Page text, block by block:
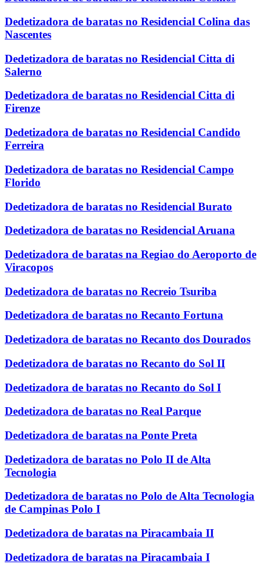
Dedetizadora de baratas no Residencial Colina das
Nascentes
Dedetizadora de baratas no Residencial Citta di
Salerno
Dedetizadora de baratas no Residencial Citta di
Firenze
Dedetizadora de baratas no Residencial Candido
Ferreira
Dedetizadora de baratas no Residencial Campo
Florido
Dedetizadora de baratas no Residencial Burato
Dedetizadora de baratas no Residencial Aruana
Dedetizadora de baratas na Regiao do Aeroporto de
Viracopos
Dedetizadora de baratas no Recreio Tsuriba
Dedetizadora de baratas no Recanto Fortuna
Dedetizadora de baratas no Recanto dos Dourados
Dedetizadora de baratas no Recanto do Sol II
Dedetizadora de baratas no Recanto do Sol I
Dedetizadora de baratas no Real Parque
Dedetizadora de baratas na Ponte Preta
Dedetizadora de baratas no Polo II de Alta
Tecnologia
Dedetizadora de baratas no Polo de Alta Tecnologia
de Campinas Polo I
Dedetizadora de baratas na Piracambaia II
Dedetizadora de baratas na Piracambaia I